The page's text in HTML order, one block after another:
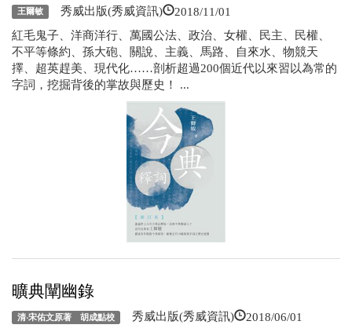
王爾敏 秀威出版(秀威資訊) 2018/11/01
紅毛鬼子、洋商洋行、萬國公法、政治、女權、民主、民權、
不平等條約、孫大砲、關說、主義、馬路、自來水、物競天
擇、超英趕美、現代化……剖析超過200個近代以來習以為常的
字詞，挖掘背後的掌故與歷史！ ...
曠典闡幽錄
清‧宋佑文原著 胡成點校 秀威出版(秀威資訊) 2018/06/01